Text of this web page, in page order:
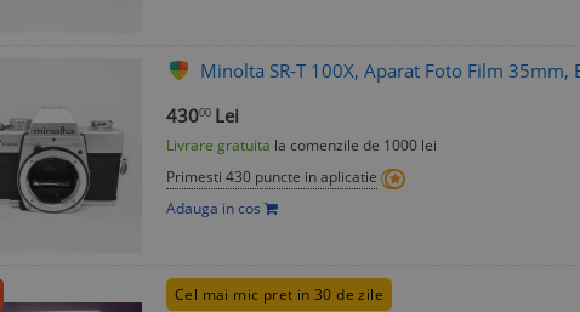
Minolta SR-T 100X, Aparat Foto Film 35mm,
43000 Lei
Livrare gratuita la comenzile de 1000 lei
Primesti 430 puncte in aplicatie
Adauga in cos
Cel mai mic pret in 30 de zile